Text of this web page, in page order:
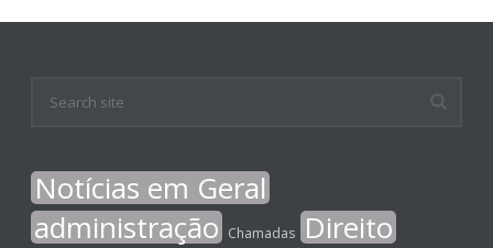
Notícias em Geral
administração Chamadas Direito